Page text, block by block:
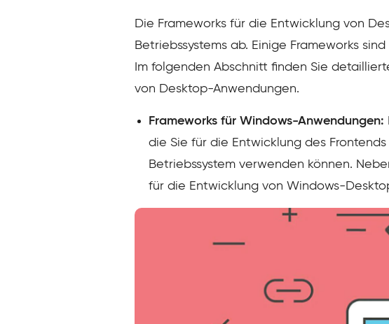
Die Frameworks für die Entwicklung von
Betriebssystems ab. Einige Frameworks
Im folgenden Abschnitt finden Sie
von Desktop-Anwendungen.
Frameworks für Windows-Anwendungen:
die Sie für die Entwicklung des
Betriebssystem verwenden können.
für die Entwicklung von Windows-